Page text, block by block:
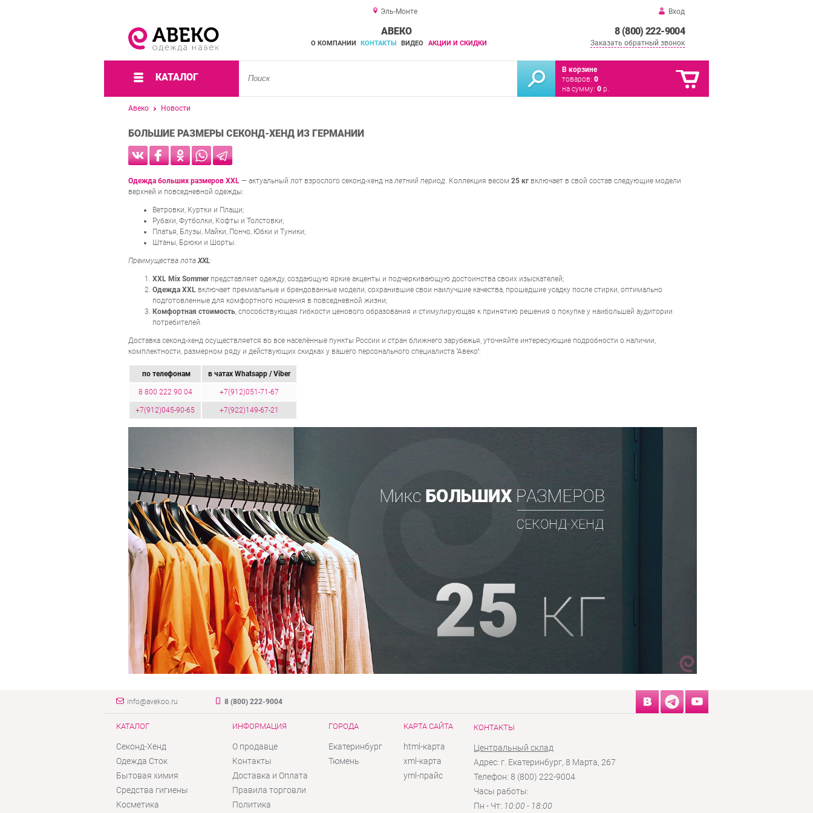
Эль-Монте Вход
8 (800) 222-9004
Заказать обратный звонок
АВЕКО
О КОМПАНИИ КОНТАКТЫ ВИДЕО АКЦИИ И СКИДКИ
КАТАЛОГ
В корзине
товаров: 0
на сумму: 0 р.
Авеко Новости
БОЛЬШИЕ РАЗМЕРЫ СЕКОНД-ХЕНД ИЗ ГЕРМАНИИ
Одежда больших размеров XXL — актуальный лот взрослого секонд-хенд налетний период. Коллекция весом 25 кг включает в свой состав следующие модели
верхней и повседневной одежды:
Ветровки, Куртки и Плащи;
Рубахи, Футболки, Кофты и Толстовки;
Платья, Блузы, Майки, Пончо, Юбки и Туники;
Штаны, Брюки и Шорты.
Преимущества лотаXXL:
XXL Mix Sommer представляет одежду, создающую яркие акценты и подчеркивающую достоинства своих изыскателей;
Одежда XXL включает премиальные и брендованные модели, сохранившие свои наилучшие качества, прошедшие усадку после стирки, оптимально
подготовленные для комфортного ношения в повседневной жизни;
Комфортная стоимость, способствующая гибкости ценового образования и стимулирующая к принятию решения о покупке у наибольшей аудитории
потребителей.
Доставка секонд-хенд осуществляется во все населённые пункты России и стран ближнего зарубежья, уточняйте интересующие подробности о наличии,
комплектности, размерном ряду и действующих скидках у вашего персонального специалиста "Авеко":
по телефонам в чатах Whatsapp / Viber
8 800 222 90 04 +7(912)051-71-67
+7(912)045-90-65 +7(922)149-67-21
info@avekoo.ru 8 (800) 222-9004
КАТАЛОГ
Секонд-Хенд
Одежда Сток
Бытовая химия
Средства гигиены
Косметика
ИНФОРМАЦИЯ
О продавце
Контакты
Доставка и Оплата
Правила торговли
Политика
ГОРОДА
Екатеринбург
Тюмень
КАРТА САЙТА
html-карта
xml-карта
yml-прайс
КОНТАКТЫ
Центральный склад
Адрес: г. Екатеринбург, 8 Марта, 267
Телефон: 8 (800) 222-9004
Часы работы:
Пн - Чт: 10:00 - 18:00